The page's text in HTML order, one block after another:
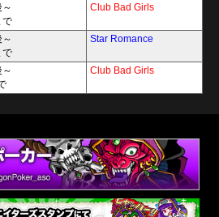
で
Club Bad Girls
で
Star Romance
Club Bad Girls